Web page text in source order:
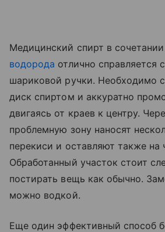
Медицинский спирт в
водорода отлично справляется
шариковой ручки. Необходимо
диск спиртом и аккуратно
двигаясь от краев к центру.
проблемную зону наносят
перекиси и оставляют также на
Обработанный участок стоит
постирать вещь как обычно.
можно водкой.
Еще один эффективный способ